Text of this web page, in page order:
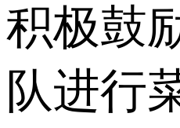
积极鼓
队进行